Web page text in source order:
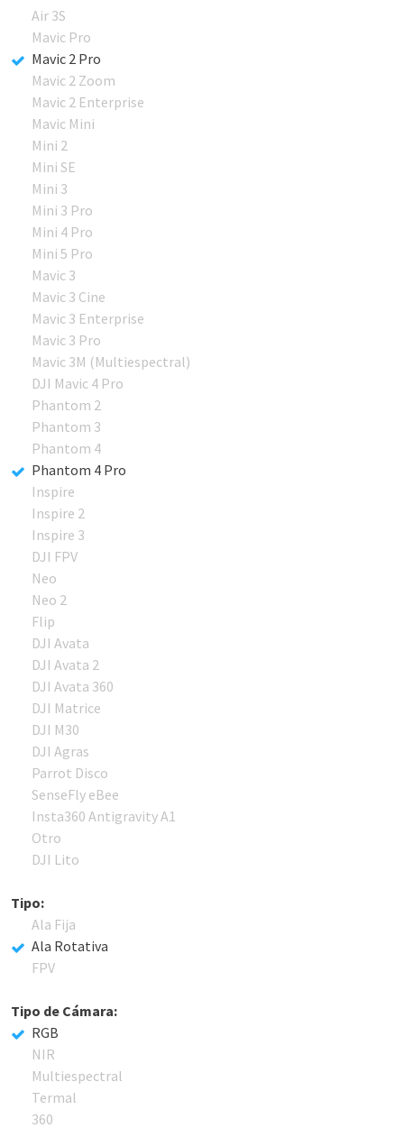
Air 3S
Mavic Pro
Mavic 2 Pro
Mavic 2 Zoom
Mavic 2 Enterprise
Mavic Mini
Mini 2
Mini SE
Mini 3
Mini 3 Pro
Mini 4 Pro
Mini 5 Pro
Mavic 3
Mavic 3 Cine
Mavic 3 Enterprise
Mavic 3 Pro
Mavic 3M (Multiespectral)
DJI Mavic 4 Pro
Phantom 2
Phantom 3
Phantom 4
Phantom 4 Pro
Inspire
Inspire 2
Inspire 3
DJI FPV
Neo
Neo 2
Flip
DJI Avata
DJI Avata 2
DJI Avata 360
DJI Matrice
DJI M30
DJI Agras
Parrot Disco
SenseFly eBee
Insta360 Antigravity A1
Otro
DJI Lito
Tipo:
Ala Fija
Ala Rotativa
FPV
Tipo de Cámara:
RGB
NIR
Multiespectral
Termal
360